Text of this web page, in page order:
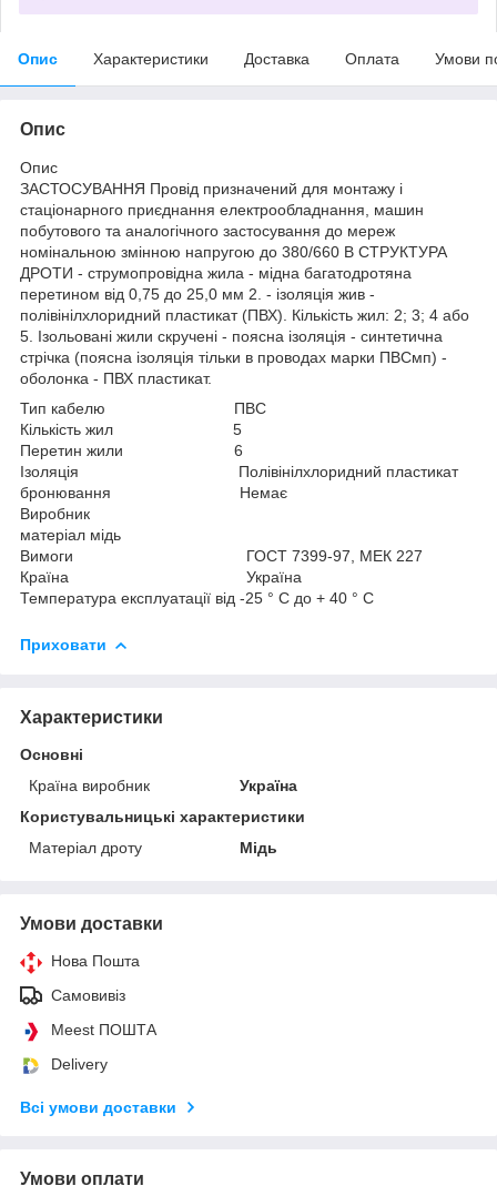
Опис Характеристики Доставка Оплата Умови
Опис
Опис
ЗАСТОСУВАННЯ Провід призначений для монтажу і
стаціонарного приєднання електрообладнання, машин
побутового та аналогічного застосування до мереж
номінальною змінною напругою до 380/660 В СТРУКТУРА
ДРОТИ - струмопровідна жила - мідна багатодротяна
перетином від 0,75 до 25,0 мм 2. - ізоляція жив -
полівінілхлоридний пластикат (ПВХ). Кількість жил: 2; 3; 4 або
5. Ізольовані жили скручені - поясна ізоляція - синтетична
стрічка (поясна ізоляція тільки в проводах марки ПВСмп) -
оболонка - ПВХ пластикат.
Тип кабелю ПВС
Кількість жил 5
Перетин жили 6
Ізоляція Полівінілхлоридний пластикат
бронювання Немає
Виробник
матеріал мідь
Вимоги ГОСТ 7399-97, МЕК 227
Країна Україна
Температура експлуатації від -25 ° С до + 40 ° С
Приховати
Характеристики
Основні
Країна виробник
Україна
Користувальницькі характеристики
Матеріал дроту
Мідь
Умови доставки
Нова Пошта
Самовивіз
Meest ПОШТА
Delivery
Всі умови доставки
Умови оплати